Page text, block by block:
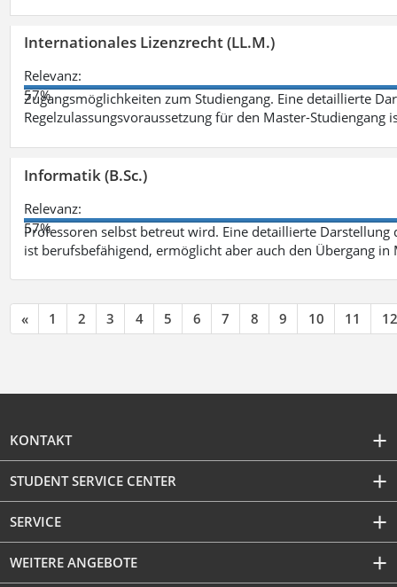
Internationales Lizenzrecht (LL.M.)
Relevanz:
57%
Zugangsmöglichkeiten zum Studiengang. Eine detaillierte
Regelzulassungsvoraussetzung für den Master-
Informatik (B.Sc.)
Relevanz:
57%
Professoren selbst betreut wird. Eine detaillierte
ist berufsbefähigend, ermöglicht aber auch den Übergang in
« 1 2 3 4 5 6 7 8 9 10 11 12
KONTAKT
STUDENT SERVICE CENTER
SERVICE
WEITERE ANGEBOTE